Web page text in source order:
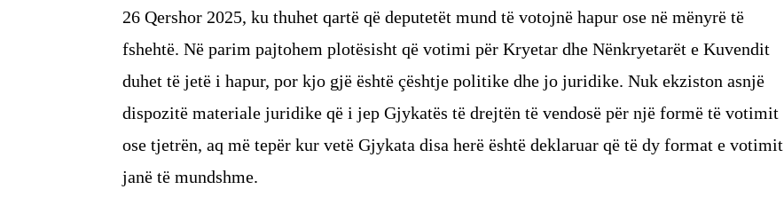
26 Qershor 2025, ku thuhet qartë që deputetët mund të votojnë hapur ose në mënyrë të
fshehtë. Në parim pajtohem plotësisht që votimi për Kryetar dhe Nënkryetarët e Kuvendit
duhet të jetë i hapur, por kjo gjë është çështje politike dhe jo juridike. Nuk ekziston asnjë
dispozitë materiale juridike që i jep Gjykatës të drejtën të vendosë për një formë të votimit
ose tjetrën, aq më tepër kur vetë Gjykata disa herë është deklaruar që të dy format e votimit
janë të mundshme.